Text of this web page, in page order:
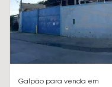
Galpão para venda em